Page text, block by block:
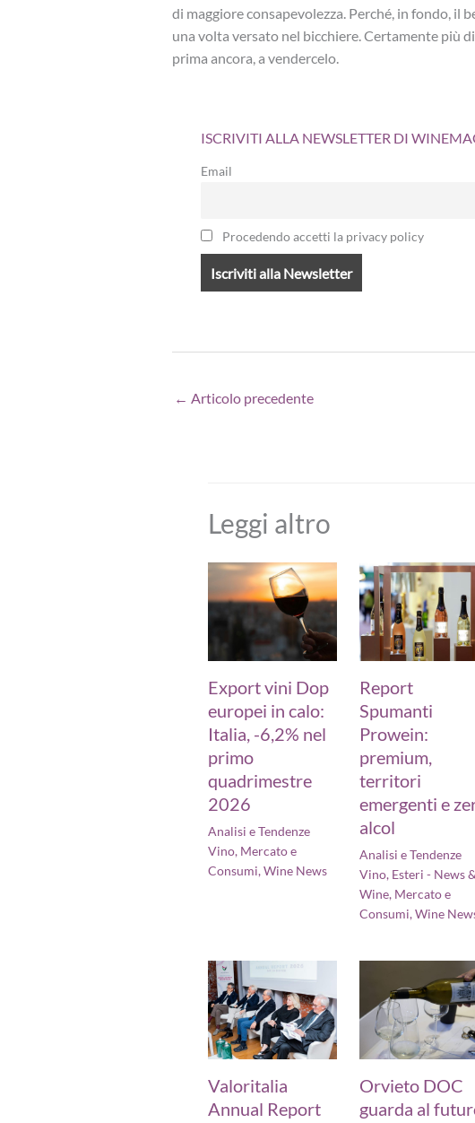
di maggiore consapevolezza. Perché, in fondo, il
una volta versato nel bicchiere. Certamente più
prima ancora, a vendercelo.
ISCRIVITI ALLA NEWSLETTER DI
Email
Procedendo accetti la privacy policy
← Articolo precedente
Leggi altro
Export vini Dop
europei in calo:
Italia, -6,2% nel
primo
quadrimestre
2026
Analisi e Tendenze
Vino, Mercato e
Consumi,Wine News
Report
Spumanti
Prowein:
premium,
territori
emergenti e
alcol
Analisi e Tendenze
Vino, Esteri - News &
Wine, Mercato e
Consumi,Wine
Valoritalia
Annual Report
Orvieto DOC
guarda al